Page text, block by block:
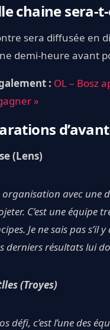
chaine sera-
sera diffusée en
demi-heure avant
: OL – Bosz
»
(Lens)
avec une
C’est une équipe
Je ne sais pas s’il
derniers résultats lui
(Troyes)
défi, c’est l’une des